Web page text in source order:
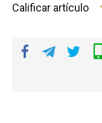
Calificar artículo